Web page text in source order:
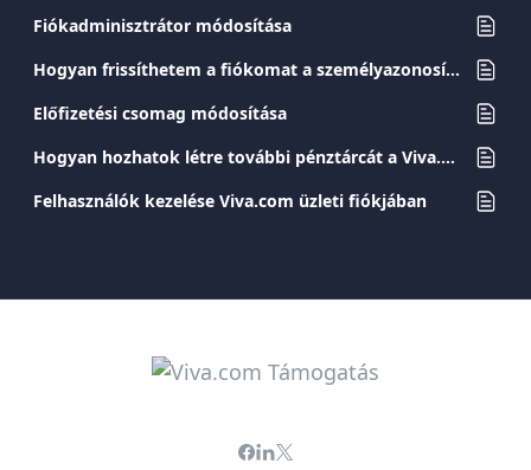
Fiókadminisztrátor módosítása
Hogyan frissíthetem a fiókomat a személyazonosító okmányom megváltoztatása után?
Előfizetési csomag módosítása
Hogyan hozhatok létre további pénztárcát a Viva.com-fiókomban?
Felhasználók kezelése Viva.com üzleti fiókjában